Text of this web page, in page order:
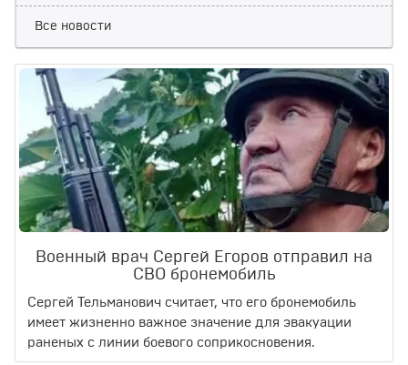
Все новости
Военный врач Сергей Егоров отправил на
СВО бронемобиль
Сергей Тельманович считает, что его бронемобиль
имеет жизненно важное значение для эвакуации
раненых с линии боевого соприкосновения.